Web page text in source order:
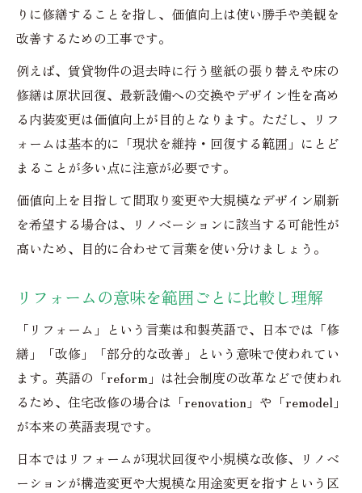
りに修繕することを指し、価値向上は使い勝手や美観を
改善するための工事です。
例えば、賃貸物件の退去時に行う壁紙の張り替えや床の
修繕は原状回復、最新設備への交換やデザイン性を高め
る内装変更は価値向上が目的となります。ただし、リフ
ォームは基本的に「現状を維持・回復する範囲」にとど
まることが多い点に注意が必要です。
価値向上を目指して間取り変更や大規模なデザイン刷新
を希望する場合は、リノベーションに該当する可能性が
高いため、目的に合わせて言葉を使い分けましょう。
リフォームの意味を範囲ごとに比較し理解
「リフォーム」という言葉は和製英語で、日本では「修
繕」「改修」「部分的な改善」という意味で使われてい
ます。英語の「reform」は社会制度の改革などで使われ
るため、住宅改修の場合は「renovation」や「remodel」
が本来の英語表現です。
日本ではリフォームが現状回復や小規模な改修、リノベ
ーションが構造変更や大規模な用途変更を指すという区